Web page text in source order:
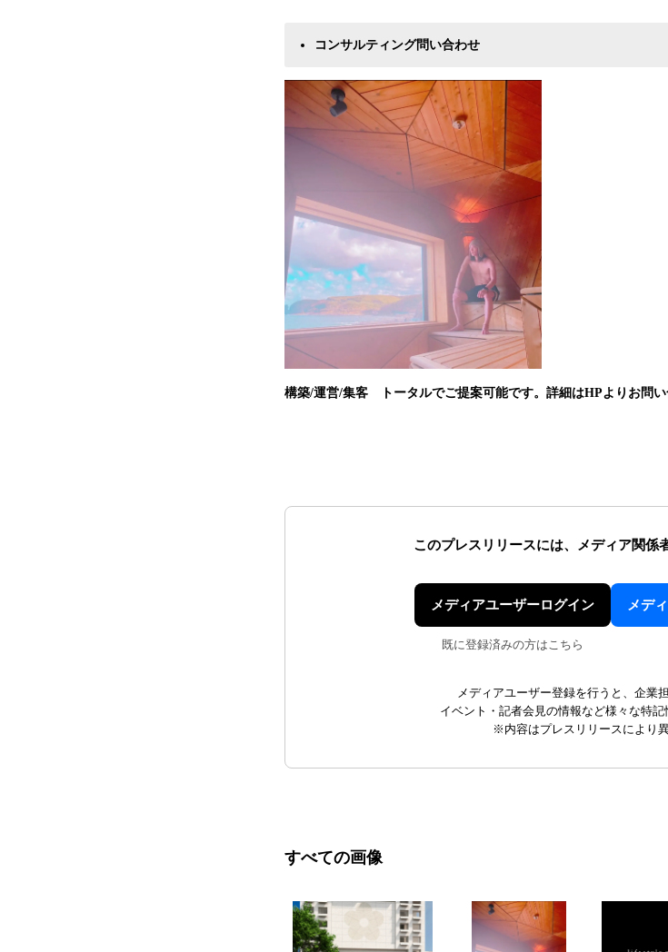
コンサルティング問い合わせ
構築/運営/集客 トータルでご提案可能です。詳細はHPよりお問い
このプレスリリースには、 メディア関係
メディアユーザーログイン
既に登録済みの方はこちら
メデ
メディアユーザー登録を行うと、企業
イベント・記者会見の情報など様々な特記
※内容はプレスリリースにより異
すべての画像